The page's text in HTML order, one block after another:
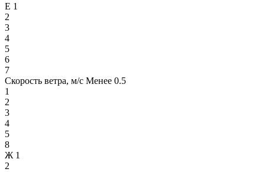
Е 1
2
3
4
5
6
7
Скорость ветра, м/с Менее 0.5
1
2
3
4
5
8
Ж 1
2